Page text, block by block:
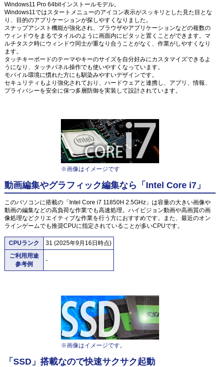
Windows11 Pro 64bitインストールモデル。
Windows11ではスタートメニューのアイコン表示がスッキリとした見た目とな
り、目的のアプリケーションが探しやすくなりました。
スナップアシスト機能が強化され、ブラウザやアプリケーションなどの複数の
ウィンドウをまるでタイルのように画面内にピタッと置くことができます。マ
ルチタスク時にウィンドウ同士が重なり合うことがなく、作業がしやすくなり
ます。
タッチキーボードのテーマやキーのサイズを自分好みにカスタマイズできるよ
うになり、タッチパネル操作でも使いやすくなっています。
モバイル環境に慣れた方にも馴染みやすいデザインです。
セキュリティもより強化されており、ハードウェアと連携し、アプリ、情報、
プライバシーを安全に保つ多層防御を実装して設計されています。
※画像はイメージです
動画編集やグラフィック編集なら「Intel Core i7」
このパソコンに搭載の「Intel Core i7 11850H 2.5GHz」は容量の大きい画像や
動画の編集などの高負荷な作業でも高速処理。ハイビジョン動画や高画質の画
像処理などクリエイティブな作業を行う方におすすめです。また、最近のオン
ラインゲームでも推奨CPUに指定されていることが多いCPUです。
CPUランク
31 (2025年9月16日時点)
ご利用用途
参考例
-
※画像はイメージです。
「SSD」搭載なので快速サクサク起動